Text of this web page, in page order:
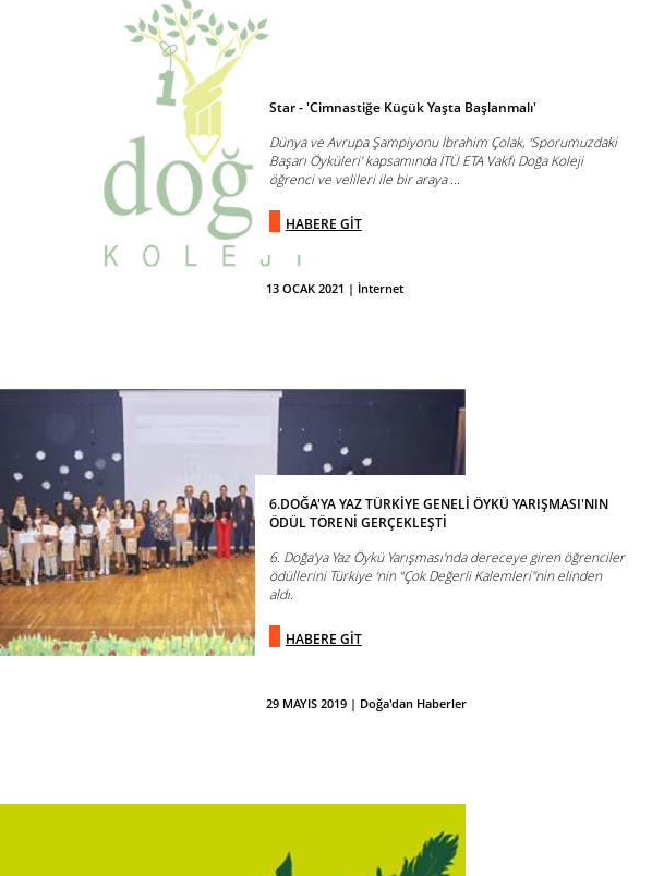
13 OCAK 2021 | İnternet
Star - 'Cimnastiğe Küçük Yaşta Başlanmalı'
Dünya ve Avrupa Şampiyonu İbrahim Çolak, ‘Sporumuzdaki
Başarı Öyküleri' kapsamında İTÜ ETA Vakfı Doğa Koleji
öğrenci ve velileri ile bir araya ...
HABERE GİT
29 MAYIS 2019 | Doğa'dan Haberler
6.DOĞA'YA YAZ TÜRKİYE GENELİ ÖYKÜ YARIŞMASI'NIN
ÖDÜL TÖRENİ GERÇEKLEŞTİ
6. Doğa'ya Yaz Öykü Yarışması'nda dereceye giren öğrenciler
ödüllerini Türkiye ‘nin “Çok Değerli Kalemleri"nin elinden
aldı.
HABERE GİT